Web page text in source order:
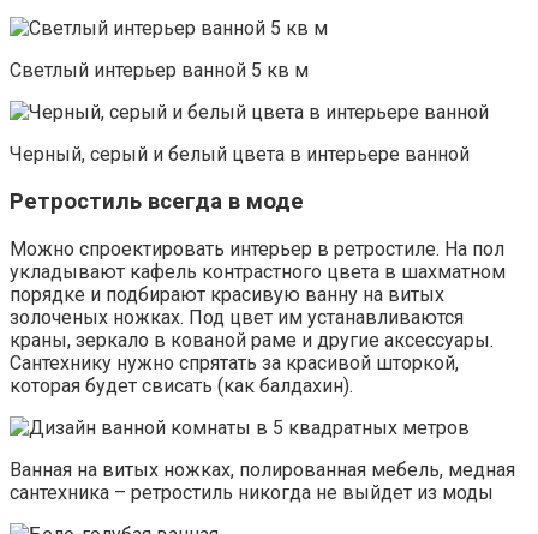
Светлый интерьер ванной 5 кв м
Черный, серый и белый цвета в интерьере ванной
Ретростиль всегда в моде
Можно спроектировать интерьер в ретростиле. На пол
укладывают кафель контрастного цвета в шахматном
порядке и подбирают красивую ванну на витых
золоченых ножках. Под цвет им устанавливаются
краны, зеркало в кованой раме и другие аксессуары.
Сантехнику нужно спрятать за красивой шторкой,
которая будет свисать (как балдахин).
Ванная на витых ножках, полированная мебель, медная
сантехника – ретростиль никогда не выйдет из моды